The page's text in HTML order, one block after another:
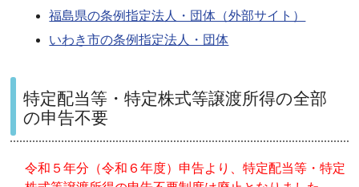
福島県の条例指定法人・団体（外部サイト）
いわき市の条例指定法人・団体
特定配当等・特定株式等譲渡所得の全部
の申告不要
令和５年分（令和６年度）申告より、特定配当等・特定